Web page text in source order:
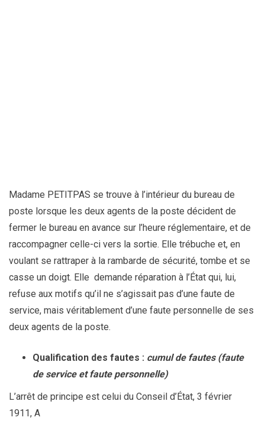
Madame PETITPAS se trouve à l’intérieur du bureau de
poste lorsque les deux agents de la poste décident de
fermer le bureau en avance sur l’heure réglementaire, et de
raccompagner celle-ci vers la sortie. Elle trébuche et, en
voulant se rattraper à la rambarde de sécurité, tombe et se
casse un doigt. Elle demande réparation à l’État qui, lui,
refuse aux motifs qu’il ne s’agissait pas d’une faute de
service, mais véritablement d’une faute personnelle de ses
deux agents de la poste.
Qualification des fautes : cumul de fautes (faute
de service et faute personnelle)
L’arrêt de principe est celui du Conseil d’État, 3 février
1911, A